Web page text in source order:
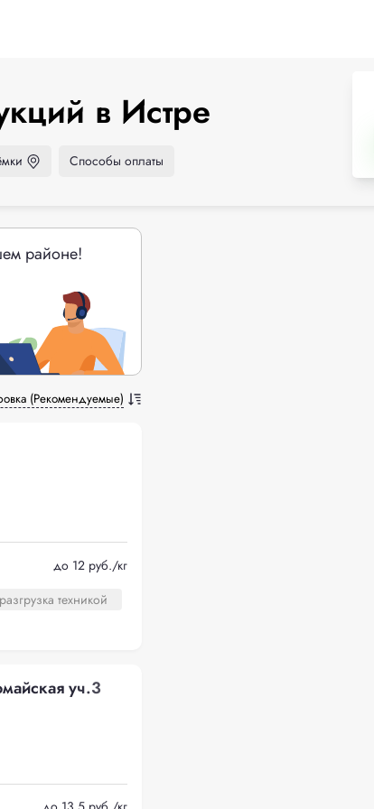
в Истре
Способы оплаты
районе!
(Рекомендуемые)
до 12 руб./кг
техникой
уч.3